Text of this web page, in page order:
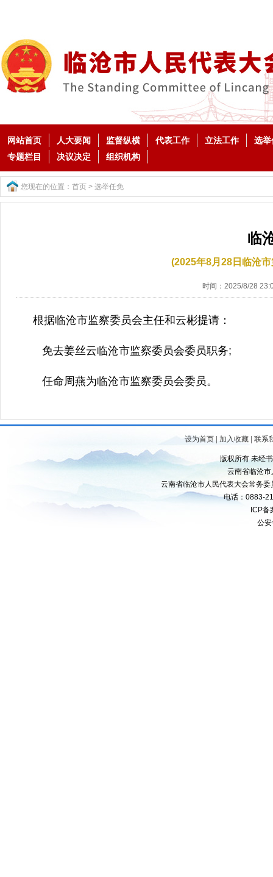
网站首页 人大要闻 监督纵横 代表工作 立法工作
选举
专题栏目
决议决定 组织机构
您现在的位置： 首页 > 选举任免
临
(2025年8月28日临沧
时间：2025/8/28
根据临沧市监察委员会主任和云彬提请：
免去姜丝云临沧市监察委员会委员职务;
任命周燕为临沧市监察委员会委员。
设为首页 加入收藏 联系
版权所有 未经
云南省临沧
云南省临沧市人民代表大会常务
电话：0883-
ICP备
公